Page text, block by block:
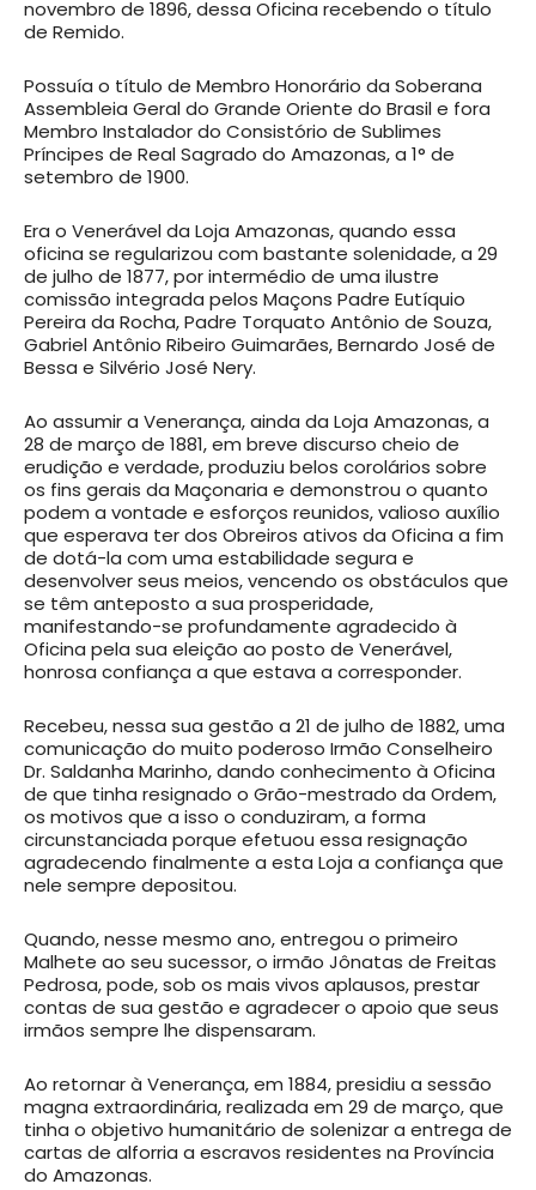
novembro de 1896, dessa Oficina recebendo o título
de Remido.
Possuía o título de Membro Honorário da Soberana
Assembleia Geral do Grande Oriente do Brasil e fora
Membro Instalador do Consistório de Sublimes
Príncipes de Real Sagrado do Amazonas, a 1° de
setembro de 1900.
Era o Venerável da Loja Amazonas, quando essa
oficina se regularizou com bastante solenidade, a 29
de julho de 1877, por intermédio de uma ilustre
comissão integrada pelos Maçons Padre Eutíquio
Pereira da Rocha, Padre Torquato Antônio de Souza,
Gabriel Antônio Ribeiro Guimarães, Bernardo José de
Bessa e Silvério José Nery.
Ao assumir a Venerança, ainda da Loja Amazonas, a
28 de março de 1881, em breve discurso cheio de
erudição e verdade, produziu belos corolários sobre
os fins gerais da Maçonaria e demonstrou o quanto
podem a vontade e esforços reunidos, valioso auxílio
que esperava ter dos Obreiros ativos da Oficina a fim
de dotá-la com uma estabilidade segura e
desenvolver seus meios, vencendo os obstáculos que
se têm anteposto a sua prosperidade,
manifestando-se profundamente agradecido à
Oficina pela sua eleição ao posto de Venerável,
honrosa confiança a que estava a corresponder.
Recebeu, nessa sua gestão a 21 de julho de 1882, uma
comunicação do muito poderoso Irmão Conselheiro
Dr. Saldanha Marinho, dando conhecimento à Oficina
de que tinha resignado o Grão-mestrado da Ordem,
os motivos que a isso o conduziram, a forma
circunstanciada porque efetuou essa resignação
agradecendo finalmente a esta Loja a confiança que
nele sempre depositou.
Quando, nesse mesmo ano, entregou o primeiro
Malhete ao seu sucessor, o irmão Jônatas de Freitas
Pedrosa, pode, sob os mais vivos aplausos, prestar
contas de sua gestão e agradecer o apoio que seus
irmãos sempre lhe dispensaram.
Ao retornar à Venerança, em 1884, presidiu a sessão
magna extraordinária, realizada em 29 de março, que
tinha o objetivo humanitário de solenizar a entrega de
cartas de alforria a escravos residentes na Província
do Amazonas.